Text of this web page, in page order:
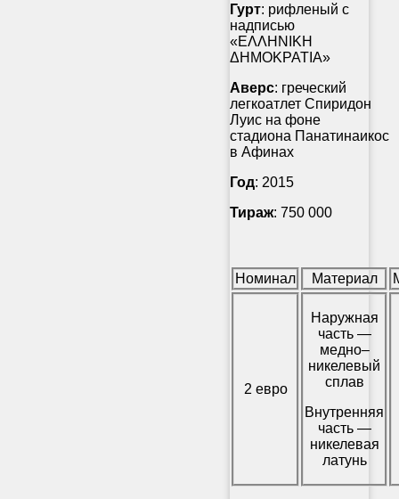
Гурт: рифленый с
надписью
«ΕΛΛΗΝΙΚΗ
ΔΗΜΟΚΡΑΤΙΑ»
Аверс: греческий
легкоатлет Спиридон
Луис на фоне
стадиона Панатинаикос
в Афинах
Год: 2015
Тираж: 750 000
Номинал Материал
2 евро
Наружная
часть —
медно–
никелевый
сплав
Внутренняя
часть —
никелевая
латунь